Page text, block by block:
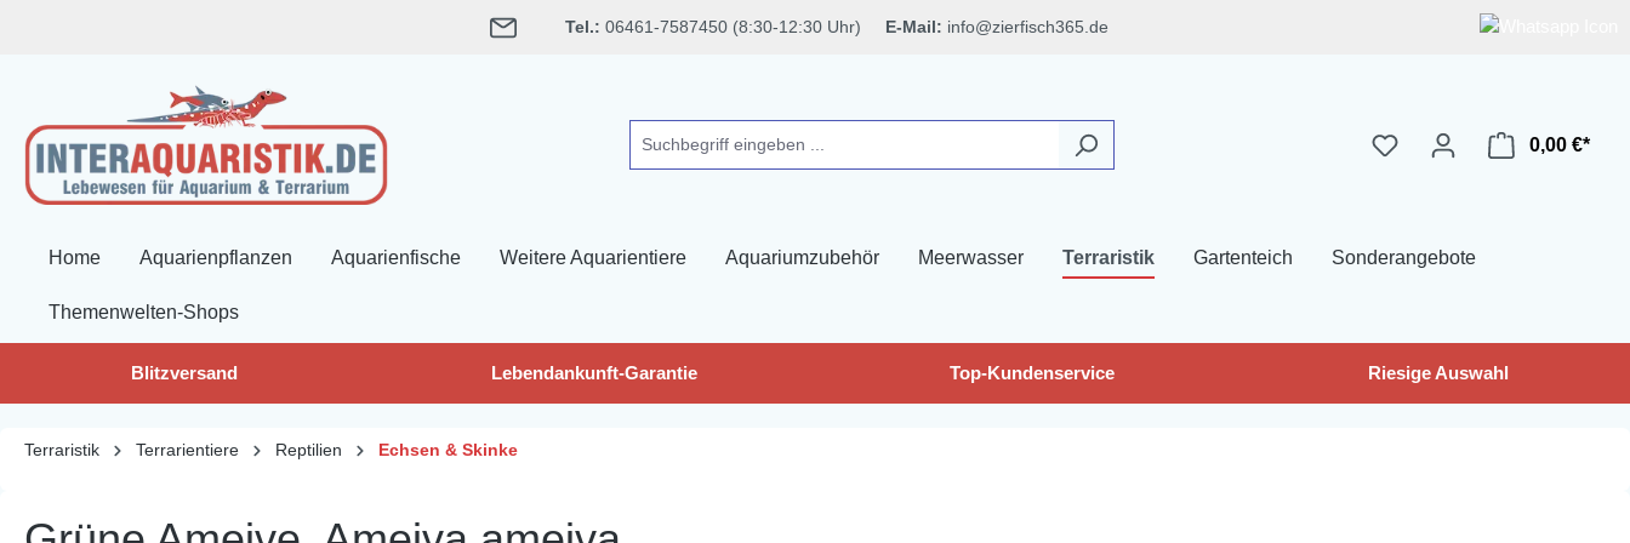
Tel.: 06461-7587450 (8:30-12:30 Uhr) E-Mail: info@zierfisch365.de
0,00 €*
Home Aquarienpflanzen Aquarienfische Weitere Aquarientiere Aquariumzubehör Meerwasser Terraristik Gartenteich Sonderangebote
Themenwelten-Shops
Blitzversand Lebendankunft-Garantie Top-Kundenservice Riesige Auswahl
Terraristik Terrarientiere Reptilien Echsen & Skinke